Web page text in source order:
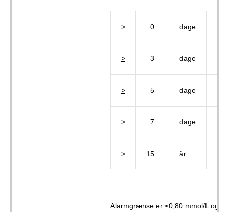
> 0 dage -
> 3 dage -
> 5 dage -
> 7 dage -
> 15 år
Alarmgrænse er ≤0,80 mmol/L og